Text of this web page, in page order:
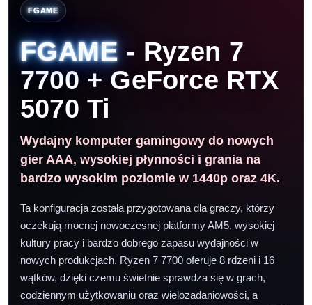
FGAME
FGAME- Ryzen 7
7700 + GeForce RTX
5070 Ti
Wydajny komputer gamingowy do nowych
gier AAA, wysokiej płynności i grania na
bardzo wysokim poziomie w 1440p oraz 4K.
Ta konfiguracja została przygotowana dla graczy, którzy
oczekują mocnej nowoczesnej platformy AM5, wysokiej
kultury pracy i bardzo dobrego zapasu wydajności w
nowych produkcjach. Ryzen 7 7700 oferuje 8 rdzeni i 16
wątków, dzięki czemu świetnie sprawdza się w grach,
codziennym użytkowaniu oraz wielozadaniowości, a